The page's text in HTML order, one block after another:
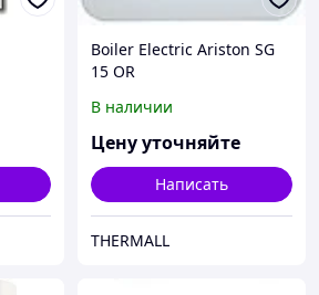
Boiler Electric Ariston SG
15 OR
В наличии
Цену уточняйте
Написать
THERMALL